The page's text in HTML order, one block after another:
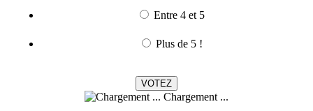
Entre 4 et 5
Plus de 5 !
Chargement ...